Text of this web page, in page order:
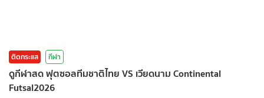
ติดกระแส กีฬา
ดูกีฬาสด ฟุตซอลทีมชาติไทย VS เวียดนาม Continental
Futsal2026